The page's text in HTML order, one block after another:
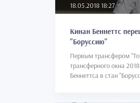
18.05.2018 18:27
Кинан Беннеттс
"Боруссию"
Первым трансфером
трансферного окна
Беннеттса в стан